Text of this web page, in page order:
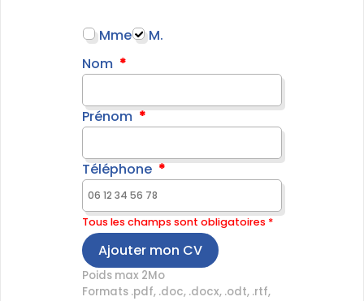
Mme
M.
Nom
Prénom
Téléphone
Tous les champs sont obligatoires *
Ajouter mon CV
Poids max 2Mo
Formats .pdf, .doc, .docx, .odt, .rtf,